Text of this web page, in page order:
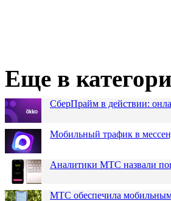
Еще в
СберПрайм в действии:
Мобильный трафик в
Аналитики МТС назвали
МТС обеспечила мобильным